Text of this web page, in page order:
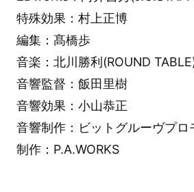
特殊効果：村上正博
編集：髙橋歩
音楽：北川勝利(ROUND
音響監督：飯田里樹
音響効果：小山恭正
音響制作：ビットグルーヴプロ
制作：P.A.WORKS